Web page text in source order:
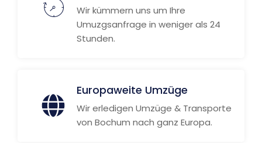
Wir kümmern uns um Ihre
Umuzgsanfrage in weniger als 24
Stunden.
Europaweite Umzüge
Wir erledigen Umzüge & Transporte
von Bochum nach ganz Europa.